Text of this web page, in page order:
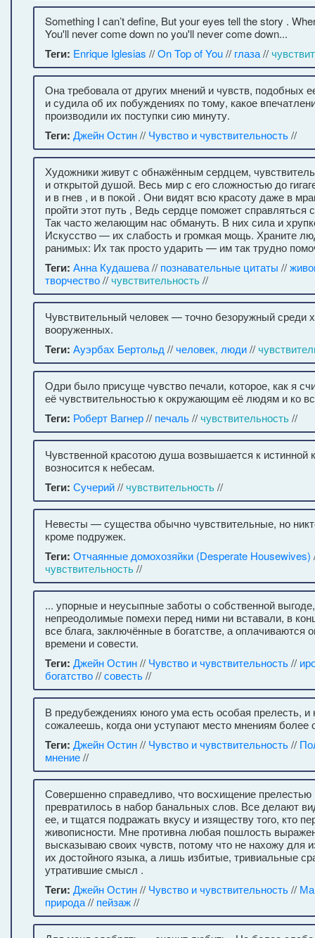
Something I can’t define, But your eyes tell the story .
You'll never come down no you'll never come down...
Теги: Enrique Iglesias //On Top of You// глаза//
Она требовала от других мнений и чувств, подобных
и судила об их побуждениях по тому, какое
производили их поступки сию минуту.
Теги: Джейн Остин// Чувство и чувствительность//
Художники живут с обнажённым сердцем,
и открытой душой. Весь мир с его сложностью до
и в гнев , и в покой . Они видят всю красоту даже в
пройти этот путь , Ведь сердце поможет справляться
Так часто желающим нас обмануть. В них сила и
Искусство — их слабость и громкая мощь. Храните
ранимых: Их так просто ударить — им так трудно
Теги: Анна Кудашева// познавательные цитаты //
творчество//чувствительность//
Чувствительный человек — точно безоружный среди
вооруженных.
Теги: Ауэрбах Бертольд //человек, люди//
Одри было присуще чувство печали, которое, как я
её чувствительностью к окружающим её людям и ко
Теги: Роберт Вагнер// печаль//чувствительность//
Чувственной красотою душа возвышается к истинной
возносится к небесам.
Теги: Сучерий//чувствительность//
Невесты — существа обычно чувствительные, но
кроме подружек.
Теги: Отчаянные домохозяйки (Desperate Housewives)
чувствительность//
... упорные и неусыпные заботы о собственной
непреодолимые помехи перед ними ни вставали, в
все блага, заключённые в богатстве, а оплачиваются
времени и совести.
Теги: Джейн Остин// Чувство и чувствительность//
богатство//совесть//
В предубеждениях юного ума есть особая прелесть, и
сожалеешь, когда они уступают место мнениям
Теги: Джейн Остин// Чувство и чувствительность//
мнение//
Совершенно справедливо, что восхищение прелестью
превратилось в набор банальных слов. Все делают
ее, и тщатся подражать вкусу и изяществу того, кто
живописности. Мне противна любая пошлость
высказываю своих чувств, потому что не нахожу для
их достойного языка, а лишь избитые, тривиальные
утратившие смысл .
Теги: Джейн Остин// Чувство и чувствительность//
природа// пейзаж//